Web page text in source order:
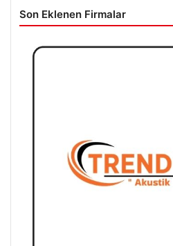
Son Eklenen Firmalar